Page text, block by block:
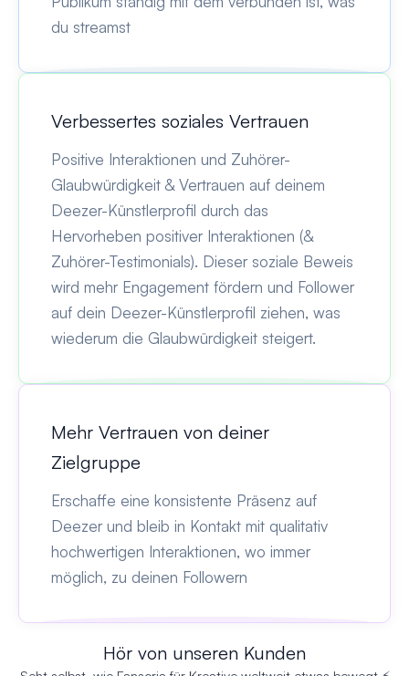
du streamst
Verbessertes soziales Vertrauen
Positive Interaktionen und Zuhörer-
Glaubwürdigkeit & Vertrauen auf deinem
Deezer-Künstlerprofil durch das
Hervorheben positiver Interaktionen (&
Zuhörer-Testimonials). Dieser soziale Beweis
wird mehr Engagement fördern und Follower
auf dein Deezer-Künstlerprofil ziehen, was
wiederum die Glaubwürdigkeit steigert.
Mehr Vertrauen von deiner
Zielgruppe
Erschaffe eine konsistente Präsenz auf
Deezer und bleib in Kontakt mit qualitativ
hochwertigen Interaktionen, wo immer
möglich, zu deinen Followern
Hör von unseren Kunden